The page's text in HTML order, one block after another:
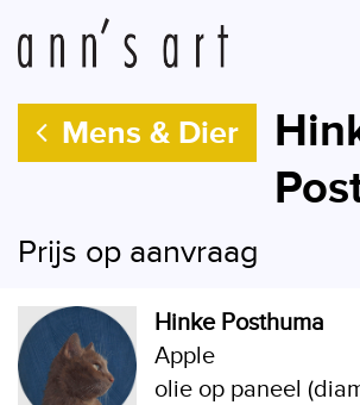
Mens & Dier
Prijs op aanvraag
Hinke Posthuma
Apple
olie op paneel